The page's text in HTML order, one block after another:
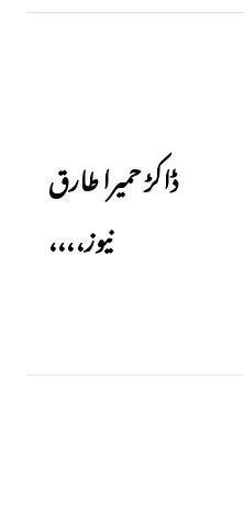
ڈاکڑ حمیرا طارق
نیوز،،،،